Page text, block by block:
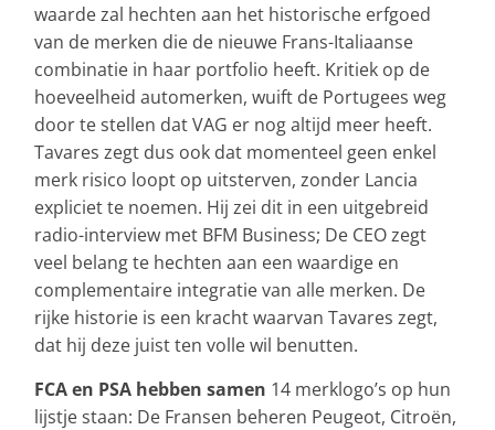
waarde zal hechten aan het historische erfgoed
van de merken die de nieuwe Frans-Italiaanse
combinatie in haar portfolio heeft. Kritiek op de
hoeveelheid automerken, wuift de Portugees weg
door te stellen dat VAG er nog altijd meer heeft.
Tavares zegt dus ook dat momenteel geen enkel
merk risico loopt op uitsterven, zonder Lancia
expliciet te noemen. Hij zei dit in een uitgebreid
radio-interview met BFM Business; De CEO zegt
veel belang te hechten aan een waardige en
complementaire integratie van alle merken. De
rijke historie is een kracht waarvan Tavares zegt,
dat hij deze juist ten volle wil benutten.
FCA en PSA hebben samen 14 merklogo’s op hun
lijstje staan: De Fransen beheren Peugeot, Citroën,